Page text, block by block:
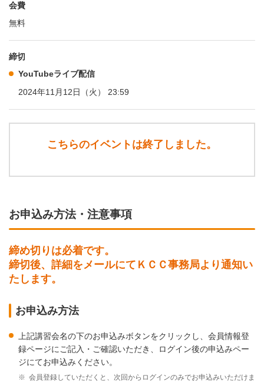
会費
無料
締切
YouTubeライブ配信
2024年11月12日（火） 23:59
こちらのイベントは終了しました。
お申込み方法・注意事項
締め切りは必着です。
締切後、詳細をメールにてＫＣＣ事務局より通知い
たします。
お申込み方法
上記講習会名の下のお申込みボタンをクリックし、会員情報登
録ページにご記入・ご確認いただき、ログイン後の申込みペー
ジにてお申込みください。
※ 会員登録していただくと、次回からログインのみでお申込みいただけま